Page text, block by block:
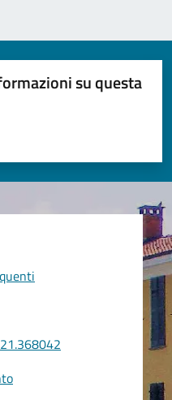
su questa
5